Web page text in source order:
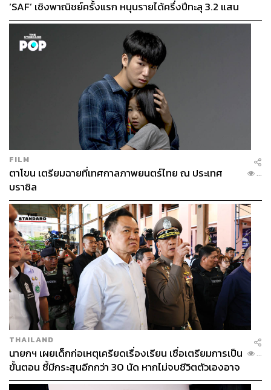
‘SAF’ เชิงพาณิชย์ครั้งแรก หนุนรายได้ครึ่งปีทะลุ 3.2 แสน
ล้าน
FILM
ตาโขน เตรียมฉายที่เทศกาลภาพยนตร์ไทย ณ ประเทศ
บราซิล
...
THAILAND
นายกฯ เผยเด็กก่อเหตุเครียดเรื่องเรียน เชื่อเตรียมการเป็น
ขั้นตอน ชี้มีกระสุนอีกกว่า 30 นัด หากไม่จบชีวิตตัวเองอาจ
สูญเสียเพิ่ม
...